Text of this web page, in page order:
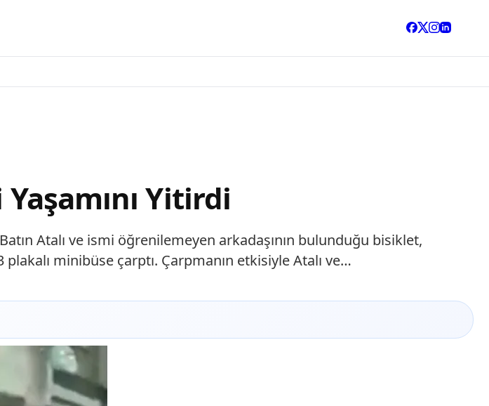
Yitirdi
Atalı ve ismi öğrenilemeyen arkadaşının bulunduğu bisiklet,
minibüse çarptı. Çarpmanın etkisiyle Atalı ve…